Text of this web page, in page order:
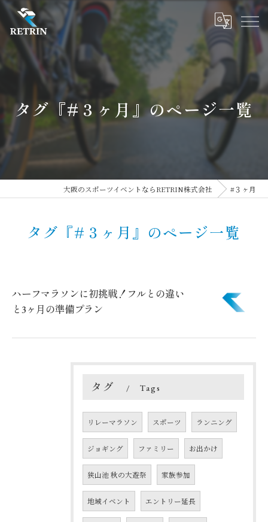
タグ『#３ヶ月』のページ一覧
大阪のスポーツイベントならRETRIN株式会社 #３ヶ月
タグ『#３ヶ月』のページ一覧
ハーフマラソンに初挑戦！フルとの違い
と3ヶ月の準備プラン
タグ Tags
リレーマラソン スポーツ ランニング
ジョギング ファミリー お出かけ
狭山池 秋の大遊祭 家族参加
地域イベント エントリー延長